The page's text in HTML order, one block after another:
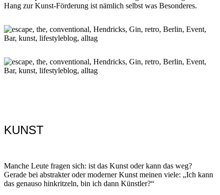
Hang zur Kunst-Förderung ist nämlich selbst was Besonderes.
KUNST
Manche Leute fragen sich: ist das Kunst oder kann das weg?
Gerade bei abstrakter oder moderner Kunst meinen viele: „Ich kann
das genauso hinkritzeln, bin ich dann Künstler?“